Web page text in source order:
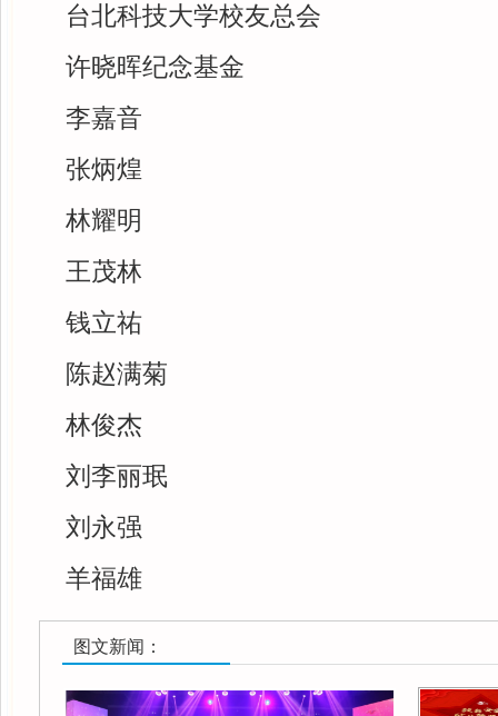
台北科技大学校友总会
许晓晖纪念基金
李嘉音
张炳煌
林耀明
王茂林
钱立祐
陈赵满菊
林俊杰
刘李丽珉
刘永强
羊福雄
图文新闻：